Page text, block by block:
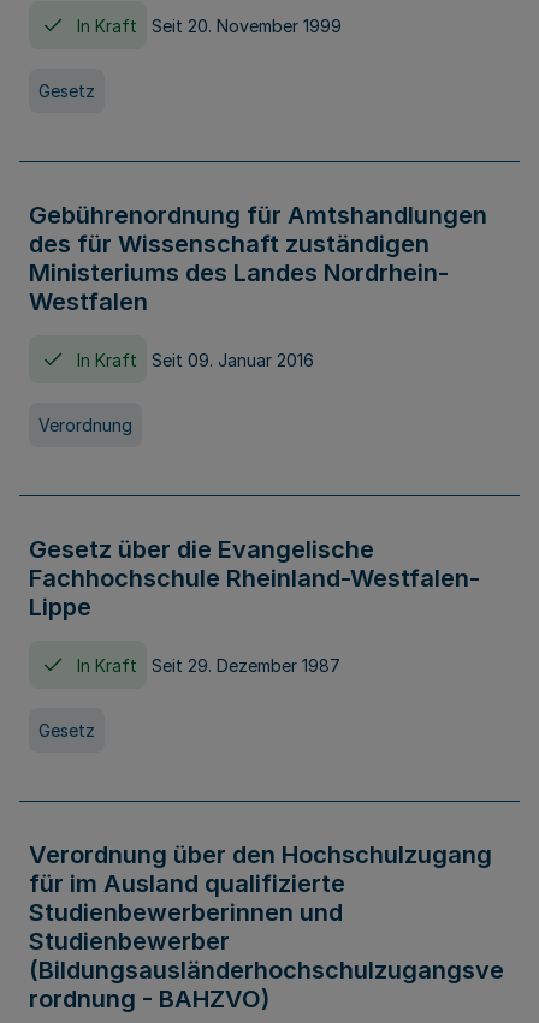
In Kraft Seit 20. November 1999
Gesetz
Gebührenordnung für Amtshandlungen
des für Wissenschaft zuständigen
Ministeriums des Landes Nordrhein-
Westfalen
In Kraft Seit 09. Januar 2016
Verordnung
Gesetz über die Evangelische
Fachhochschule Rheinland-Westfalen-
Lippe
In Kraft Seit 29. Dezember 1987
Gesetz
Verordnung über den Hochschulzugang
für im Ausland qualifizierte
Studienbewerberinnen und
Studienbewerber
(Bildungsausländerhochschulzugangsve
rordnung - BAHZVO)